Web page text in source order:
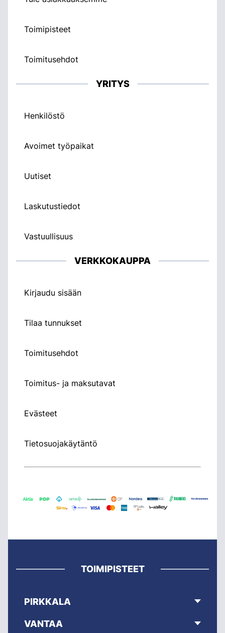
Toimipisteet
Toimitusehdot
YRITYS
Henkilöstö
Avoimet työpaikat
Uutiset
Laskutustiedot
Vastuullisuus
VERKKOKAUPPA
Kirjaudu sisään
Tilaa tunnukset
Toimitusehdot
Toimitus- ja maksutavat
Evästeet
Tietosuojakäytäntö
TOIMIPISTEET
PIRKKALA
VANTAA